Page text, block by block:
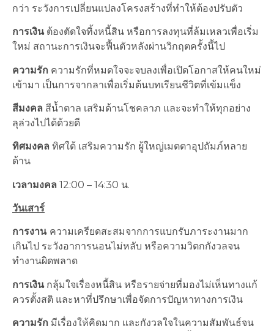
กว่า ระวังการเปลี่ยนแปลงโครงสร้างที่ทำให้ต้องปรับตัว
การเงินต้องตัดใจทิ้งหนี้สิน หรือการลงทุนที่ล้มเหลวเพื่อเริ่ม
ใหม่ สถานะการเงินจะฟื้นตัวหลังผ่านวิกฤตครั้งนี้ไป
ความรัก ความรักที่หมดใจจะจบลงเพื่อเปิดโอกาสให้คนใหม่
เข้ามา เป็นการจากลาเพื่อเริ่มต้นบทเรียนชีวิตที่เข้มแข็ง
สีมงคล สีน้ำตาล เสริมด้านโชคลาภ และจะทำให้ทุกอย่าง
ลุล่วงไปได้ด้วยดี
ทิศมงคล ทิศใต้ เสริมความรัก ผู้ใหญ่เมตตาอุปถัมภ์หลาย
ด้าน
เวลามงคล 12:00 – 14:30 น.
วันเสาร์
การงาน ความเครียดสะสมจากการแบกรับภาระงานมาก
เกินไป ระวังอาการนอนไม่หลับ หรือความวิตกกังวลจน
ทำงานผิดพลาด
การเงินกลุ้มใจเรื่องหนี้สิน หรือรายจ่ายที่มองไม่เห็นทางแก้
ควรตั้งสติ และหาที่ปรึกษาเพื่อจัดการปัญหาทางการเงิน
ความรัก มีเรื่องให้คิดมาก และกังวลใจในความสัมพันธ์จน